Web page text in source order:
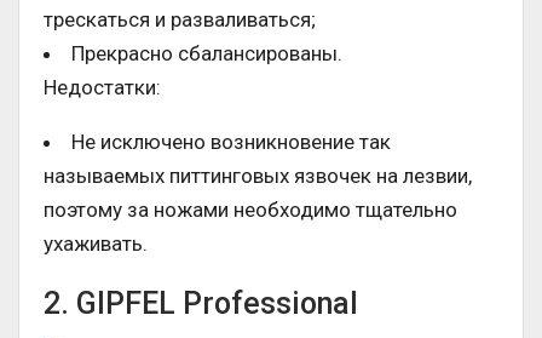
трескаться и разваливаться;
Прекрасно сбалансированы.
Недостатки:
Не исключено возникновение так
называемых питтинговых язвочек на лезвии,
поэтому за ножами необходимо тщательно
ухаживать.
2. GIPFEL Professional